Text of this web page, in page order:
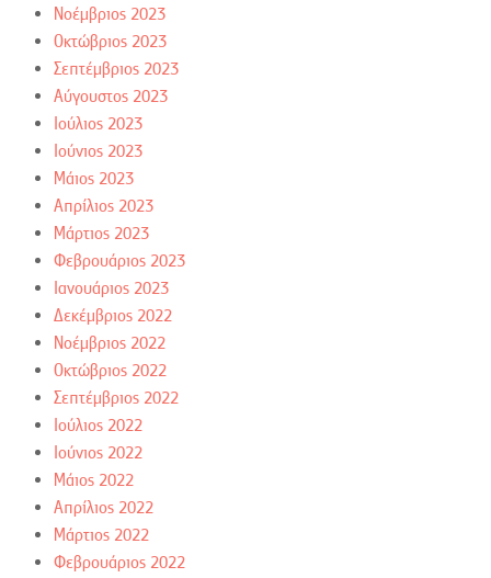
Νοέμβριος 2023
Οκτώβριος 2023
Σεπτέμβριος 2023
Αύγουστος 2023
Ιούλιος 2023
Ιούνιος 2023
Μάιος 2023
Απρίλιος 2023
Μάρτιος 2023
Φεβρουάριος 2023
Ιανουάριος 2023
Δεκέμβριος 2022
Νοέμβριος 2022
Οκτώβριος 2022
Σεπτέμβριος 2022
Ιούλιος 2022
Ιούνιος 2022
Μάιος 2022
Απρίλιος 2022
Μάρτιος 2022
Φεβρουάριος 2022